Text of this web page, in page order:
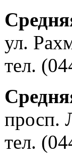
ул.
тел.
просп.
тел.